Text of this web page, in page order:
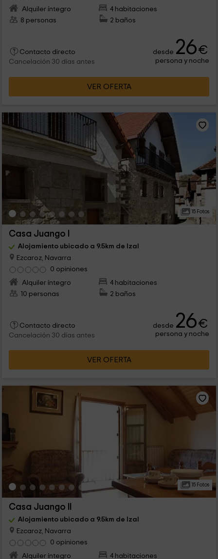
Alquiler íntegro
4 habitaciones
8 personas
2 baños
Contacto directo
Cancelación 30 días antes
desde 26€
persona y noche
VER OFERTA
15 Fotos
Casa Juango I
Alojamiento ubicado a 9.5km de Izal
Ezcaroz, Navarra
0 opiniones
Alquiler íntegro
4 habitaciones
10 personas
2 baños
Contacto directo
Cancelación 30 días antes
desde 26€
persona y noche
VER OFERTA
15 Fotos
Casa Juango II
Alojamiento ubicado a 9.5km de Izal
Ezcaroz, Navarra
0 opiniones
Alquiler íntegro
4 habitaciones